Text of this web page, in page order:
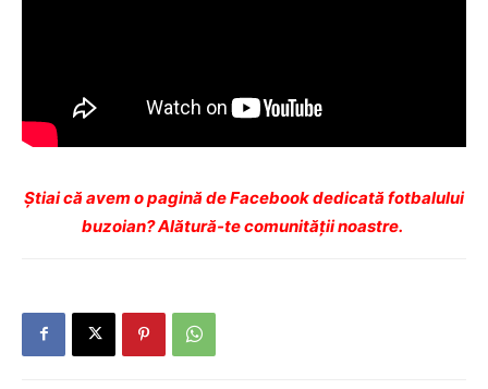
Ştiai că avem o pagină de Facebook dedicată fotbalului
buzoian? Alătură-te comunității noastre.